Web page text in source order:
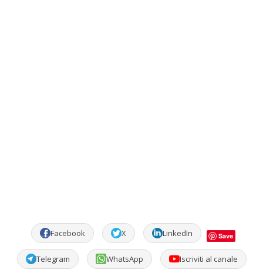
Facebook X LinkedIn Save
Telegram WhatsApp Iscriviti al canale